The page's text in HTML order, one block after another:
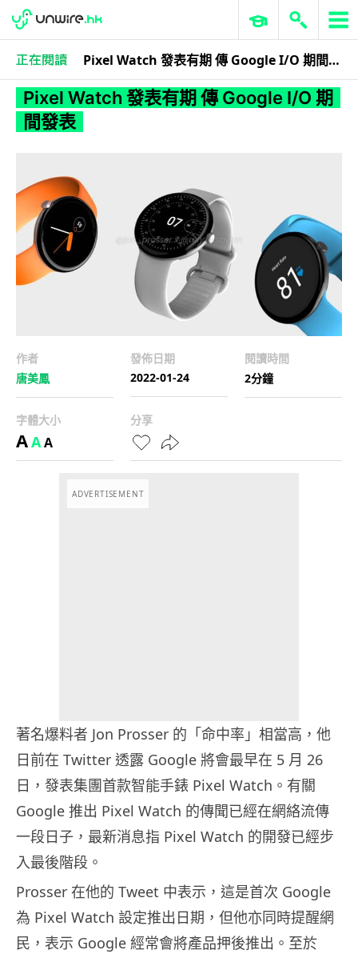
Pixel Watch 發表有期 傳 Google I/O 期間發表
科技娛樂 生活科技 潮流手錶
Pixel Watch 發表有期 傳 Google I/O 期
間發表
作者
唐美鳳
發佈日期
2022-01-24
閱讀時間
2分鐘
字體大小
AAA
分享
ADVERTISEMENT
著名爆料者 Jon Prosser 的「命中率」相當高，他
日前在 Twitter 透露 Google 將會最早在 5 月 26
日，發表集團首款智能手錶 Pixel Watch。有關
Google 推出 Pixel Watch 的傳聞已經在網絡流傳
一段日子，最新消息指 Pixel Watch 的開發已經步
入最後階段。
Prosser 在他的 Tweet 中表示，這是首次 Google
為 Pixel Watch 設定推出日期，但他亦同時提醒網
民，表示 Google 經常會將產品押後推出。至於